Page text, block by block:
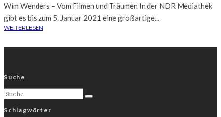
Wim Wenders – Vom Filmen und Träumen In der NDR Mediathek
gibt es bis zum 5. Januar 2021 eine großartige...
WEITERLESEN
Suche
Schlagwörter